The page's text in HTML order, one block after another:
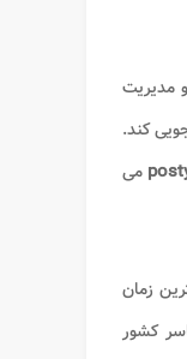
مدیریت
کند.
می
زمان
کشور